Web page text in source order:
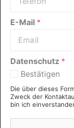
E-Mail *
Datenschutz *
Bestätigen
Die über dieses
Zweck der
bin ich